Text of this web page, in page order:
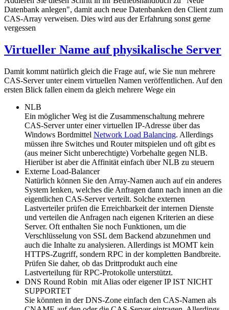
Datenbank anlegen", damit auch neue Datenbanken den Client zum
CAS-Array verweisen. Dies wird aus der Erfahrung sonst gerne
vergessen
Virtueller Name auf physikalische Server
Damit kommt natürlich gleich die Frage auf, wie Sie nun mehrere
CAS-Server unter einem virtuellen Namen veröffentlichen. Auf den
ersten Blick fallen einem da gleich mehrere Wege ein
NLB
Ein möglicher Weg ist die Zusammenschaltung mehrere
CAS-Server unter einer virtuellen IP-Adresse über das
Windows Bordmittel Network Load Balancing. Allerdings
müssen ihre Switches und Router mitspielen und oft gibt es
(aus meiner Sicht unberechtigte) Vorbehalte gegen NLB.
Hierüber ist aber die Affinität einfach über NLB zu steuern
Externe Load-Balancer
Natürlich können Sie den Array-Namen auch auf ein anderes
System lenken, welches die Anfragen dann nach innen an die
eigentlichen CAS-Server verteilt. Solche externen
Lastverteiler prüfen die Erreichbarkeit der internen Dienste
und verteilen die Anfragen nach eigenen Kriterien an diese
Server. Oft enthalten Sie noch Funktionen, um die
Verschlüsselung von SSL dem Backend abzunehmen und
auch die Inhalte zu analysieren. Allerdings ist MOMT kein
HTTPS-Zugriff, sondern RPC in der kompletten Bandbreite.
Prüfen Sie daher, ob das Drittprodukt auch eine
Lastverteilung für RPC-Protokolle unterstützt.
DNS Round Robin mit Alias oder eigener IP IST NICHT
SUPPORTET
Sie könnten in der DNS-Zone einfach den CAS-Namen als